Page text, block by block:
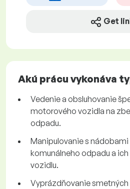
Get
Akú prácu vykonáva
Vedenie a obsluhovanie
motorového vozidla na
odpadu.
Manipulovanie s nádobami
komunálneho odpadu a
vozidlu.
Vyprázdňovanie